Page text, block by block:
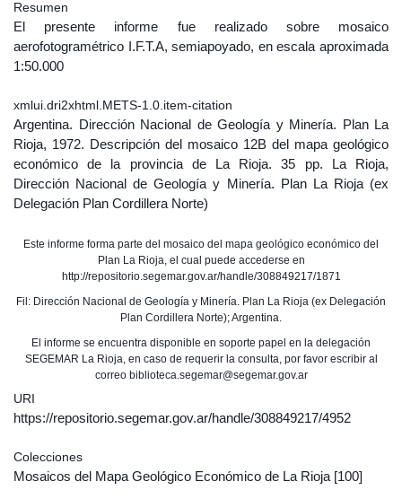
Resumen
El presente informe fue realizado sobre mosaico
aerofotogramétrico I.F.T.A, semiapoyado, en escala aproximada
1:50.000
xmlui.dri2xhtml.METS-1.0.item-citation
Argentina. Dirección Nacional de Geología y Minería. Plan La
Rioja, 1972. Descripción del mosaico 12B del mapa geológico
económico de la provincia de La Rioja. 35 pp. La Rioja,
Dirección Nacional de Geología y Minería. Plan La Rioja (ex
Delegación Plan Cordillera Norte)
Este informe forma parte del mosaico del mapa geológico económico del
Plan La Rioja, el cual puede accederse en
http://repositorio.segemar.gov.ar/handle/308849217/1871
Fil: Dirección Nacional de Geología y Minería. Plan La Rioja (ex Delegación
Plan Cordillera Norte); Argentina.
El informe se encuentra disponible en soporte papel en la delegación
SEGEMAR La Rioja, en caso de requerir la consulta, por favor escribir al
correo biblioteca.segemar@segemar.gov.ar
URI
https://repositorio.segemar.gov.ar/handle/308849217/4952
Colecciones
Mosaicos del Mapa Geológico Económico de La Rioja [100]